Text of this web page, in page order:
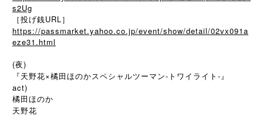
s2Ug
［投げ銭URL］
https://passmarket.yahoo.co.jp/event/show/detail/02vx091a
eze31.html
(夜)
『天野花×橘田ほのかスペシャルツーマン-トワイライト-』
act)
橘田ほのか
天野花